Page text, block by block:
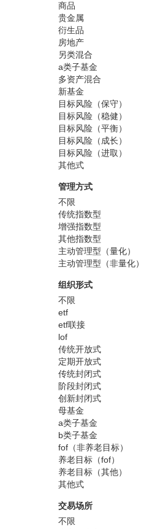
商品
贵金属
衍生品
房地产
另类混合
a类子基金
多资产混合
新基金
目标风险（保守）
目标风险（稳健）
目标风险（平衡）
目标风险（成长）
目标风险（进取）
其他式
管理方式
不限
传统指数型
增强指数型
其他指数型
主动管理型（量化）
主动管理型（非量化）
组织形式
不限
etf
etf联接
lof
传统开放式
定期开放式
传统封闭式
阶段封闭式
创新封闭式
母基金
a类子基金
b类子基金
fof（非养老目标）
养老目标（fof）
养老目标（其他）
其他式
交易场所
不限